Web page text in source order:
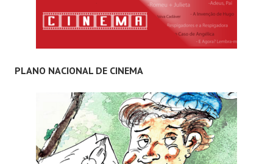
PLANO NACIONAL DE CINEMA